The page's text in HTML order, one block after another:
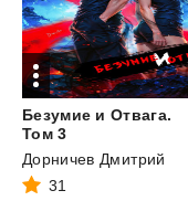
Безумие и Отвага.
Том 3
Дорничев Дмитрий
31